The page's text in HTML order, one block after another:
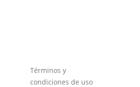
Términos y
condiciones de uso